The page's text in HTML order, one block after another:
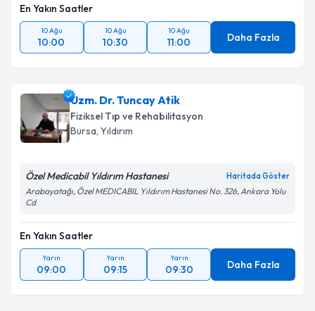
En Yakın Saatler
10 Ağu
10:00
10 Ağu
10:30
10 Ağu
11:00 Daha Fazla
Uzm. Dr. Tuncay Atik
Fiziksel Tıp ve Rehabilitasyon
Bursa, Yıldırım
Özel Medicabil Yıldırım Hastanesi Haritada Göster
Arabayatağı, Özel MEDICABIL Yıldırım Hastanesi No. 326, Ankara Yolu
Cd
En Yakın Saatler
Yarın
09:00
Yarın
09:15
Yarın
09:30 Daha Fazla